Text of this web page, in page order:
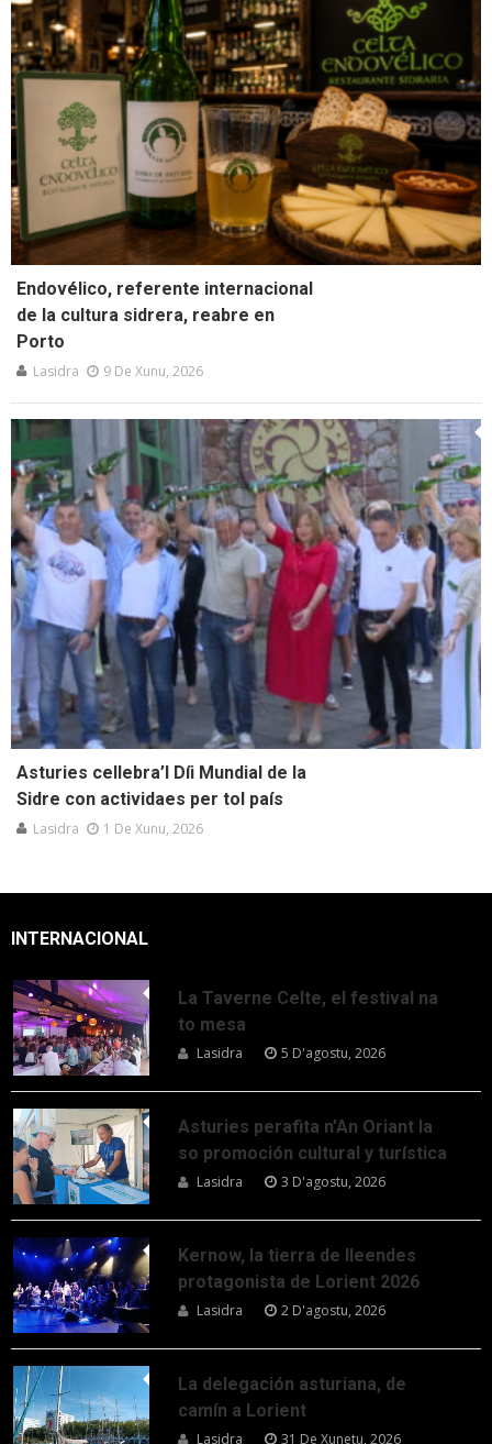
Endovélico, referente internacional
de la cultura sidrera, reabre en
Porto
Lasidra 9 De Xunu, 2026
Asturies cellebra’l Díi Mundial de la
Sidre con actividaes per tol país
Lasidra 1 De Xunu, 2026
INTERNACIONAL
La Taverne Celte, el festival na
to mesa
Lasidra 5 D'agostu, 2026
Asturies perafita n’An Oriant la
so promoción cultural y turística
Lasidra 3 D'agostu, 2026
Kernow, la tierra de lleendes
protagonista de Lorient 2026
Lasidra 2 D'agostu, 2026
La delegación asturiana, de
camín a Lorient
Lasidra 31 De Xunetu, 2026